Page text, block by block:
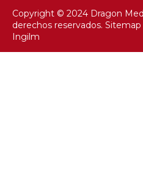
Copyright © 2024 Dragon
derechos reservados. Sitemap
Ingilm